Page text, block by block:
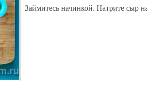
Займитесь начинкой. Натрите сыр